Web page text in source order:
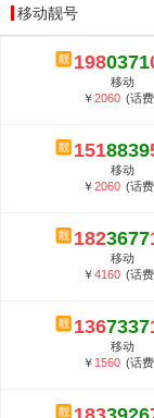
2020​联通最新
2020​电信最
5G套餐资费
郑州全号网选
移动靓号
1980371
移动
￥2060 (话
1518839
移动
￥2060 (话
1823677
移动
￥4160 (话
1367337
移动
￥ 1560 (话